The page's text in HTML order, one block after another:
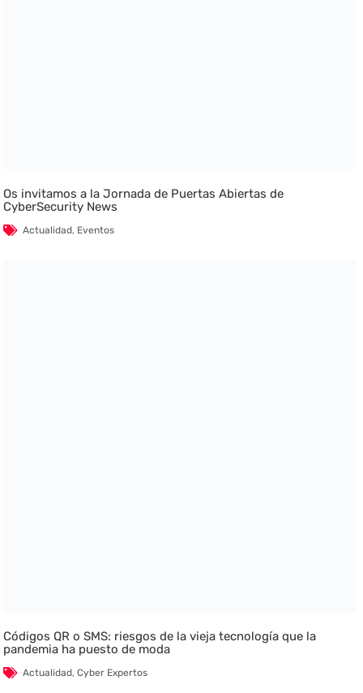
Os invitamos a la Jornada de Puertas Abiertas de
CyberSecurity News
Actualidad, Eventos
Códigos QR o SMS: riesgos de la vieja tecnología que la
pandemia ha puesto de moda
Actualidad,Cyber Expertos